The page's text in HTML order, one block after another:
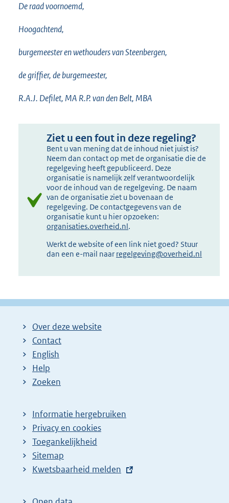
De raad voornoemd,
Hoogachtend,
burgemeester en wethouders van Steenbergen,
de griffier, de burgemeester,
R.A.J. Defilet, MA R.P. van den Belt, MBA
Ziet u een fout in deze regeling?
Bent u van mening dat de inhoud niet juist is?
Neem dan contact op met de organisatie die de
regelgeving heeft gepubliceerd. Deze
organisatie is namelijk zelf verantwoordelijk
voor de inhoud van de regelgeving. De naam
van de organisatie ziet u bovenaan de
regelgeving. De contactgegevens van de
organisatie kunt u hier opzoeken:
organisaties.overheid.nl.
Werkt de website of een link niet goed? Stuur
dan een e-mail naar regelgeving@overheid.nl
Over deze website
Contact
English
Help
Zoeken
Informatie hergebruiken
Privacy en cookies
Toegankelijkheid
Sitemap
E
t
Kwetsbaarheid melden